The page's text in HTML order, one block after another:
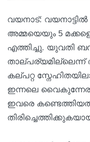
വയനാട്: വയനാട്ടില്‍
അമ്മയെയും 5
എത്തിച്ചു. യുവതി
താല്പര്യമില്ലെന്ന്
കല്പറ്റ
ഇന്നലെ
ഇവരെ